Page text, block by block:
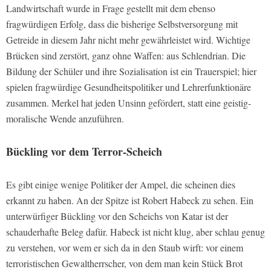
Landwirtschaft wurde in Frage gestellt mit dem ebenso
fragwürdigen Erfolg, dass die bisherige Selbstversorgung mit
Getreide in diesem Jahr nicht mehr gewährleistet wird. Wichtige
Brücken sind zerstört, ganz ohne Waffen: aus Schlendrian. Die
Bildung der Schüler und ihre Sozialisation ist ein Trauerspiel; hier
spielen fragwürdige Gesundheitspolitiker und Lehrerfunktionäre
zusammen. Merkel hat jeden Unsinn gefördert, statt eine geistig-
moralische Wende anzuführen.
Bückling vor dem Terror-Scheich
Es gibt einige wenige Politiker der Ampel, die scheinen dies
erkannt zu haben. An der Spitze ist Robert Habeck zu sehen. Ein
unterwürfiger Bückling vor den Scheichs von Katar ist der
schauderhafte Beleg dafür. Habeck ist nicht klug, aber schlau genug
zu verstehen, vor wem er sich da in den Staub wirft: vor einem
terroristischen Gewaltherrscher, von dem man kein Stück Brot